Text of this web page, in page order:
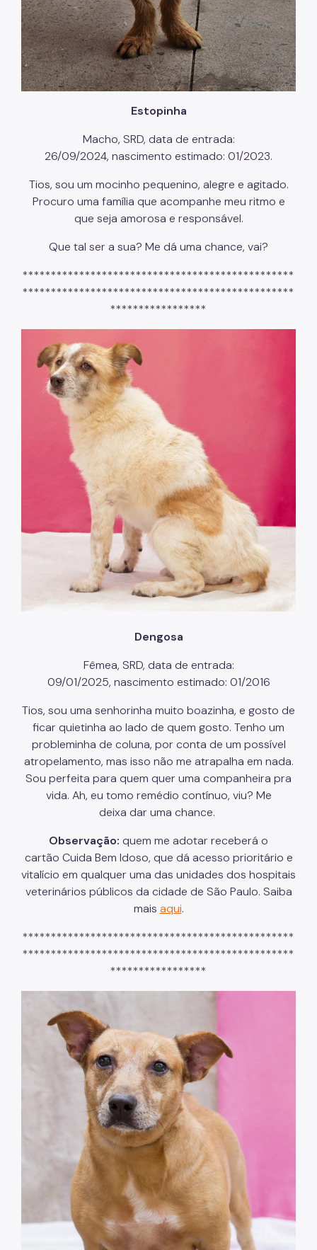
Estopinha
Macho, SRD, data de entrada:
26/09/2024, nascimento estimado: 01/2023.
Tios, sou um mocinho pequenino, alegre e agitado.
Procuro uma família que acompanhe meu ritmo e
que seja amorosa e responsável.
Que tal ser a sua? Me dá uma chance, vai?
************************************************
************************************************
*****************
Dengosa
Fêmea, SRD, data de entrada:
09/01/2025, nascimento estimado: 01/2016
Tios, sou uma senhorinha muito boazinha, e gosto de
ficar quietinha ao lado de quem gosto. Tenho um
probleminha de coluna, por conta de um possível
atropelamento, mas isso não me atrapalha em nada.
Sou perfeita para quem quer uma companheira pra
vida. Ah, eu tomo remédio contínuo, viu? Me
deixa dar uma chance.
Observação: quem me adotar receberá o
cartão Cuida Bem Idoso, que dá acesso prioritário e
vitalício em qualquer uma das unidades dos hospitais
veterinários públicos da cidade de São Paulo. Saiba
mais aqui.
************************************************
************************************************
*****************